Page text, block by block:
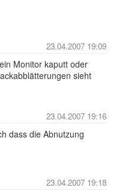
23.04.2007 19:09
Monitor kaputt oder
sieht
23.04.2007 19:16
dass die Abnutzung
23.04.2007 19:18